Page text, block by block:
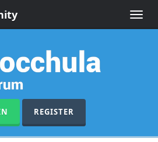
Toggle
REGISTER